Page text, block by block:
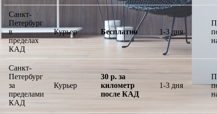
Санкт-
Петербург
в
пределах
КАД
Курьер Бесплатно 1-3 дня
Санкт-
Петербург
за
пределами
КАД
Курьер
30 р. за
километр
после КАД
1-3 дня